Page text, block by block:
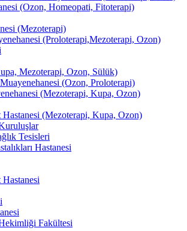
(Ozon, Homeopati, Fitoterapi)
(Mezoterapi)
(Proloterapi,Mezoterapi, Ozon)
Mezoterapi, Ozon, Sülük)
(Ozon, Proloterapi)
(Mezoterapi, Kupa, Ozon)
(Mezoterapi, Kupa, Ozon)
Tesisleri
Hastanesi
Fakültesi